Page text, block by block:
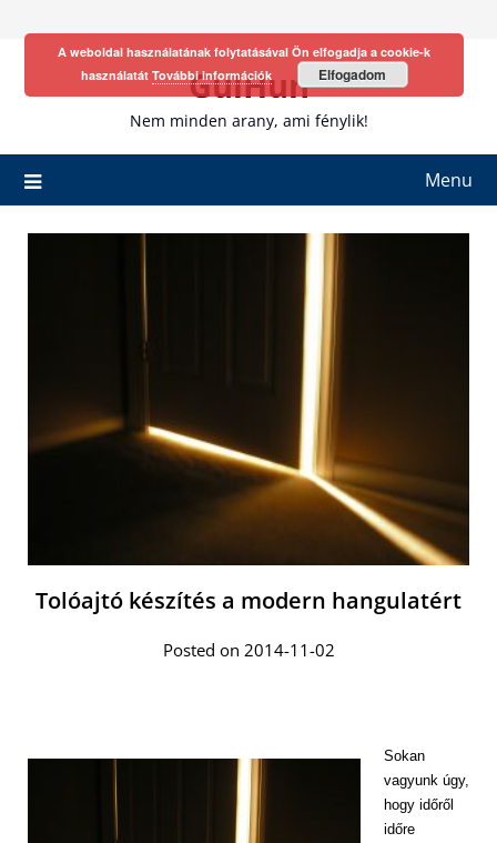
GulHun
Nem minden arany, ami fénylik!
Menu
Tolóajtó készítés a modern hangulatért
Posted on 2014-11-02
Sokan
vagyunk úgy,
hogy időről
időre
A weboldal használatának folytatásával Ön elfogadja a cookie-k
használatát További információk Elfogadom